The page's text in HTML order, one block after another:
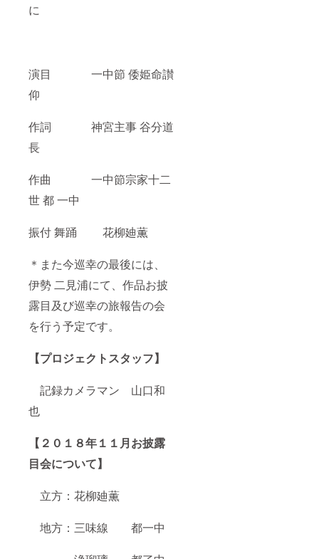
に
演目 一中節 倭姫命讃
仰
作詞 神宮主事 谷分道
長
作曲 一中節宗家十二
世 都 一中
振付 舞踊 花柳廸薫
＊また今巡幸の最後には、
伊勢 二見浦にて、作品お披
露目及び巡幸の旅報告の会
を行う予定です。
【プロジェクトスタッフ】
記録カメラマン 山口和
也
【２０１８年１１月お披露
目会について】
立方：花柳廸薫
地方：三味線 都一中